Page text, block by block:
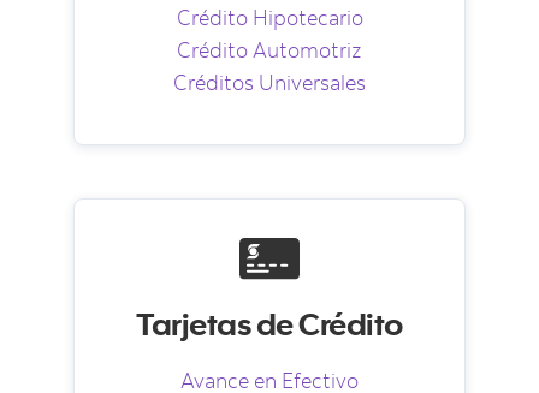
Crédito Hipotecario
Crédito Automotriz
Créditos Universales
Tarjetas de Crédito
Avance en Efectivo